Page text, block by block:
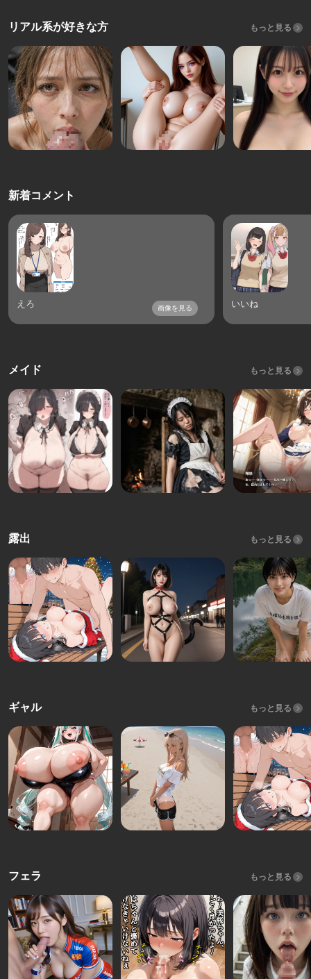
リアル系が好きな方 もっと見る
新着コメント
えろ 画像を見る いいね
メイド もっと見る
露出 もっと見る
ギャル もっと見る
フェラ もっと見る